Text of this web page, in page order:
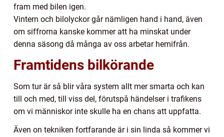
fram med bilen igen.
Vintern och bilolyckor går nämligen hand i hand, även
om siffrorna kanske kommer att ha minskat under
denna säsong då många av oss arbetar hemifrån.
Framtidens bilkörande
Som tur är så blir våra system allt mer smarta och kan
till och med, till viss del, förutspå händelser i trafikens
om vi människor inte skulle ha en chans att uppfatta.
Även on tekniken fortfarande är i sin linda så kommer vi